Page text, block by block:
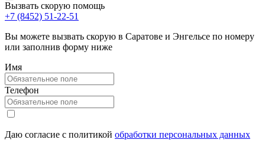
Вызвать скорую помощь
+7 (8452) 51-22-51
Вы можете вызвать скорую в Саратове и Энгельсе по номеру
или заполнив форму ниже
Имя
Телефон
Даю согласие с политикой обработки персональных данных